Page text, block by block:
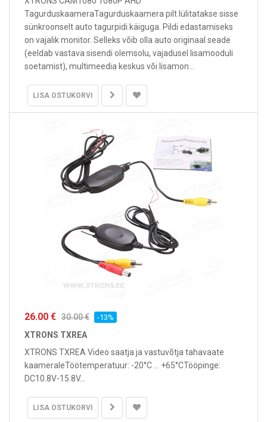
TagurduskaameraTagurduskaamera pilt lülitatakse sisse
sünkroonselt auto tagurpidi käiguga. Pildi edastamiseks
on vajalik monitor. Selleks võib olla auto originaal seade
(eeldab vastava sisendi olemsolu, vajadusel lisamooduli
soetamist), multimeedia keskus või lisamon...
LISA OSTUKORVI
26.00 € 30.00 € -13%
XTRONS TXREA
XTRONS TXREA Video saatja ja vastuvõtja tahavaate
kaameraleTöötemperatuur: -20°C ... +65°CTööpinge:
DC10.8V-15.8V...
LISA OSTUKORVI